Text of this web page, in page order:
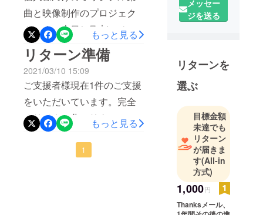
ども大分整い、一般の方か
らの語彙依頼にも対応がで
きる状況です。本クラウド
ファンディングは終了しま
したが、サービスにご興味
ありましたら是非コンタク
トをお願いいたします。
sSMusicCreationHP :
https://www.ssmusic.website
曲と映像制作のプロジェク
トです。本日(4月末)でクラ
ウドファンディング最終日
となります。先ずは、既に
ご支援いただきました方々
に厚く御礼申し上げます。
リーターンを楽しみにお待
ちください。まだ後1日あり
ます。ご支援ご検討中の方
いらっしゃいましたら是非
もっと見る
リターン準備
2021/03/10 15:09
ご支援者様現在1件のご支援
をいただいています。完全
オリジナル曲のリターンと
なります。すでに作曲に着
手し、ほぼ完成となってい
もっと見る
1
メッセー
ジを送る
リターンを
選ぶ
目標金額
未達でも
リターン
が届きま
す(All-in
方式)
1,000円
Thanksメール、